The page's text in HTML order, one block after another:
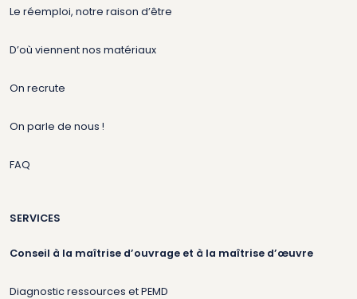
Le réemploi, notre raison d’être
D’où viennent nos matériaux
On recrute
On parle de nous !
FAQ
SERVICES
Conseil à la maîtrise d’ouvrage et à la maîtrise d’œuvre
Diagnostic ressources et PEMD